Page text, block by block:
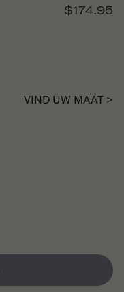
$174.95
VIND UW MAAT >